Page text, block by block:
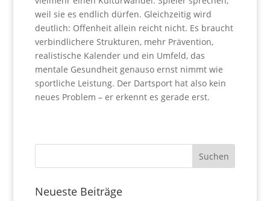
weil sie es endlich dürfen. Gleichzeitig wird
deutlich: Offenheit allein reicht nicht. Es braucht
verbindlichere Strukturen, mehr Prävention,
realistische Kalender und ein Umfeld, das
mentale Gesundheit genauso ernst nimmt wie
sportliche Leistung. Der Dartsport hat also kein
neues Problem – er erkennt es gerade erst.
Neueste Beiträge